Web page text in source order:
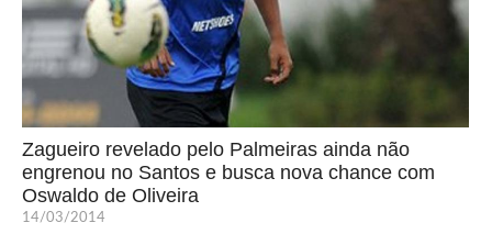
Zagueiro revelado pelo Palmeiras ainda não
engrenou no Santos e busca nova chance com
Oswaldo de Oliveira
14/03/2014